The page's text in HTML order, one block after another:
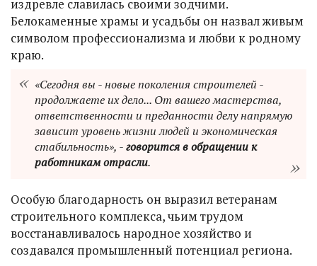
издревле славилась своими зодчими.
Белокаменные храмы и усадьбы он назвал живым
символом профессионализма и любви к родному
краю.
«Сегодня вы - новые поколения строителей -
продолжаете их дело... От вашего мастерства,
ответственности и преданности делу напрямую
зависит уровень жизни людей и экономическая
стабильность», -говорится в обращении к
работникам отрасли.
Особую благодарность он выразил ветеранам
строительного комплекса, чьим трудом
восстанавливалось народное хозяйство и
создавался промышленный потенциал региона.